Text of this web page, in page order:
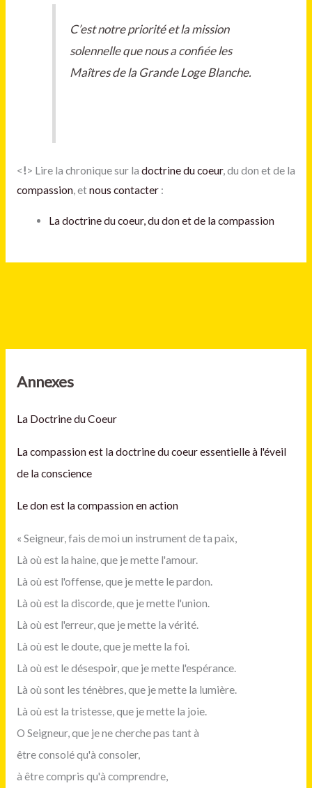
Annexes
La Doctrine du Coeur
La compassion est la doctrine du coeur essentielle à l'éveil
de la conscience
Le don est la compassion en action
« Seigneur, fais de moi un instrument de ta paix,
Là où est la haine, que je mette l'amour.
Là où est l'offense, que je mette le pardon.
Là où est la discorde, que je mette l'union.
Là où est l'erreur, que je mette la vérité.
Là où est le doute, que je mette la foi.
Là où est le désespoir, que je mette l'espérance.
Là où sont les ténèbres, que je mette la lumière.
Là où est la tristesse, que je mette la joie.
O Seigneur, que je ne cherche pas tant à
être consolé qu'à consoler,
à être compris qu'à comprendre,
C’est notre priorité et la mission
solennelle que nous a confiée les
Maîtres de la Grande Loge Blanche.
<!> Lire la chronique sur la doctrine du coeur, du don et de la
compassion, etnous contacter:
La doctrine du coeur, du don et de la compassion